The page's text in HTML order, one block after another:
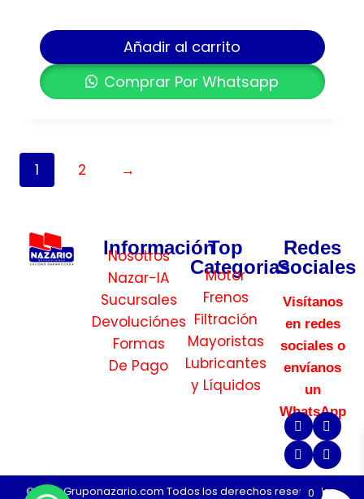
Añadir al carrito
Comprar Por Whatsapp
1 2 →
Información
Nosotros
Nazar-IA
Sucursales
Devoluciónes
Formas
De Pago
Top
Categorias
Motor
Frenos
Filtración
Mayoristas
Lubricantes
y Líquidos
Redes
Sociales
Visítanos
en redes
sociales o
envíanos
un
WhatsApp
©2026 Gruponazario.com Todos los derechos reservados.
0